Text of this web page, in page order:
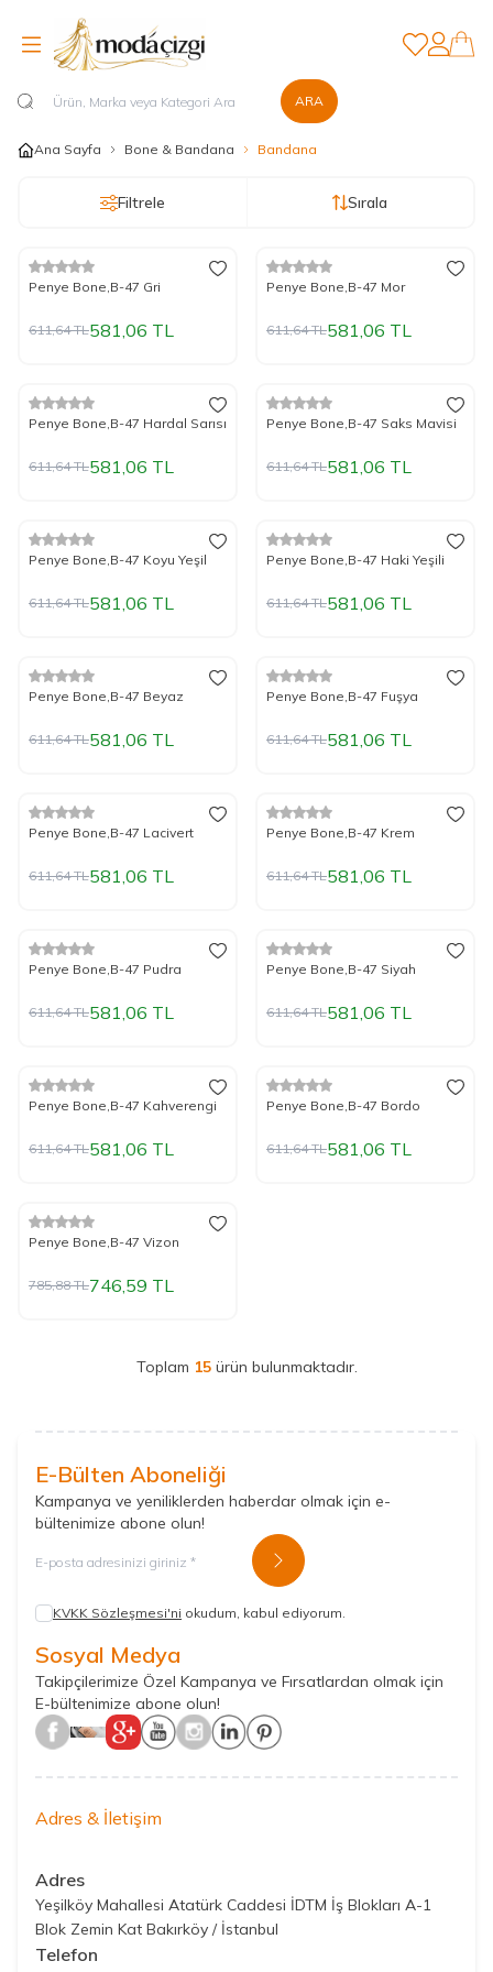
ARA
Hesabım
Favorilerim
Ana Sayfa Bone & Bandana Bandana
Filtrele Sırala
%5İndirim
Yeni
Penye Bone,B-47 Gri
611,64TL581,06 TL
%5İndirim
Yeni
Penye Bone,B-47 Mor
611,64TL581,06 TL
%5İndirim
Yeni
Penye Bone,B-47 Hardal Sarısı
611,64TL581,06 TL
%5İndirim
Yeni
Penye Bone,B-47 Saks Mavisi
611,64TL581,06 TL
%5İndirim
Yeni
Penye Bone,B-47 Koyu Yeşil
611,64TL581,06 TL
%5İndirim
Yeni
Penye Bone,B-47 Haki Yeşili
611,64TL581,06 TL
%5İndirim
Yeni
Penye Bone,B-47 Beyaz
611,64TL581,06 TL
%5İndirim
Yeni
Penye Bone,B-47 Fuşya
611,64TL581,06 TL
%5İndirim
Yeni
Penye Bone,B-47 Lacivert
611,64TL581,06 TL
%5İndirim
Yeni
Penye Bone,B-47 Krem
611,64TL581,06 TL
%5İndirim
Yeni
Penye Bone,B-47 Pudra
611,64TL581,06 TL
%5İndirim
Yeni
Penye Bone,B-47 Siyah
611,64TL581,06 TL
%5İndirim
Yeni
Penye Bone,B-47 Kahverengi
611,64TL581,06 TL
%5İndirim
Yeni
Penye Bone,B-47 Bordo
611,64TL581,06 TL
%5İndirim
Yeni
Penye Bone,B-47 Vizon
785,88TL746,59 TL
Toplam 15ürün bulunmaktadır.
E-Bülten Aboneliği
Kampanya ve yeniliklerden haberdar olmak için e-
bültenimize abone olun!
Kayıt Ol
KVKK Sözleşmesi'ni okudum, kabul ediyorum.
Sosyal Medya
Takipçilerimize Özel Kampanya ve Fırsatlardan olmak için
E-bültenimize abone olun!
Adres & İletişim
Adres
Yeşilköy Mahallesi Atatürk Caddesi İDTM İş Blokları A-1
Blok Zemin Kat Bakırköy / İstanbul
Telefon